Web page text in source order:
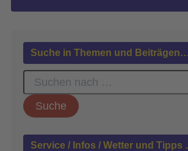
Suche in Themen und Beiträgen…
c
h
n
Service / Infos / Wetter und Tipps